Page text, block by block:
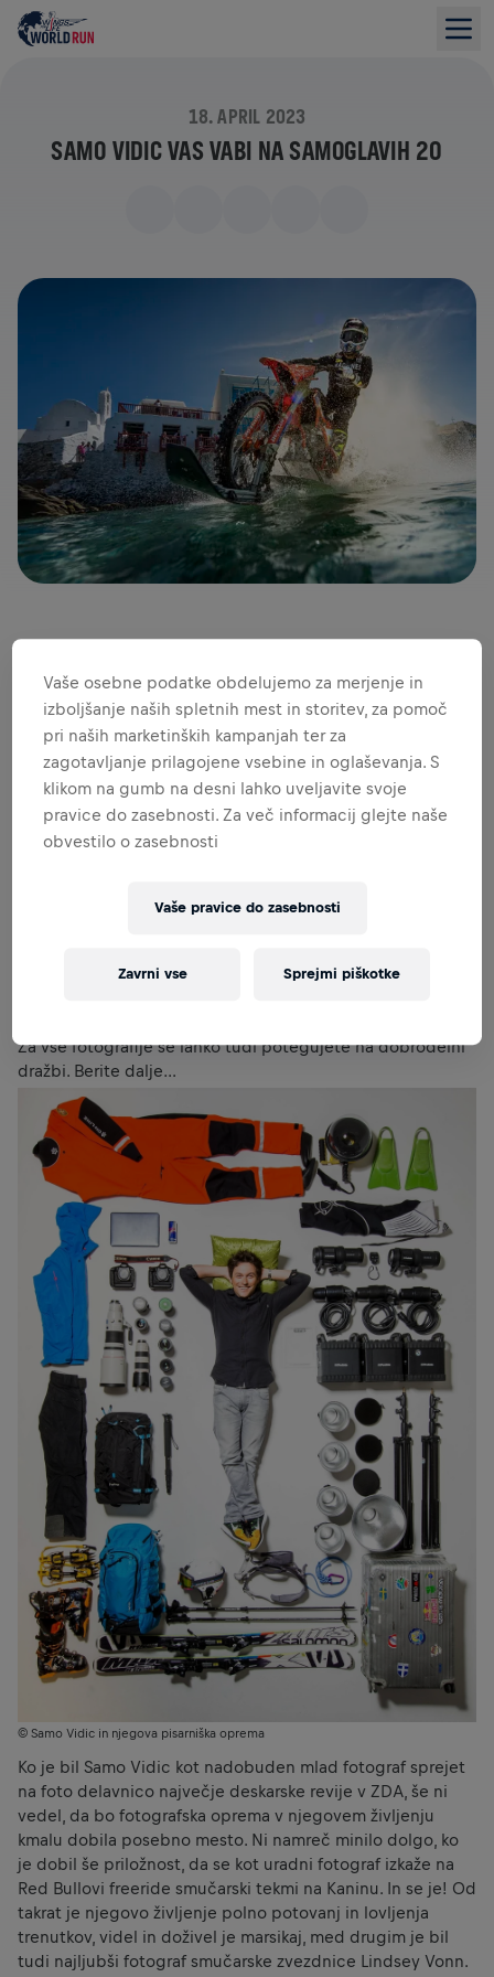
18. APRIL 2023
SAMO VIDIC VAS VABI NA SAMOGLAVIH 20
Fotografska razstava, ki vas popelje čez 20 let Samove
profesionalne fotografske kariere, v 88 vrhunskih športnih
fotografijah, za katere se lahko celo potegujete na
dobrodelni dražbi...
Skoraj ni velikega dogodka v Red Bullovem svetu na
katerem ne bi videli slovenskega fotografa Sama Vidica. Ali
imel foto seanse z njim. Samo Vidic z Bleda je eden najbolj
razstavljal v Ljubljanskem parku Tivoli. Z razstavo
Za vse fotografije se lahko tudi potegujete na dobrodelni
dražbi. Berite dalje…
© Samo Vidic in njegova pisarniška oprema
Ko je bil Samo Vidic kot nadobuden mlad fotograf sprejet
na foto delavnico največje deskarske revije v ZDA, še ni
vedel, da bo fotografska oprema v njegovem življenju
kmalu dobila posebno mesto. Ni namreč minilo dolgo, ko
je dobil še priložnost, da se kot uradni fotograf izkaže na
Red Bullovi freeride smučarski tekmi na Kaninu. In se je! Od
takrat je njegovo življenje polno potovanj in lovljenja
trenutkov, videl in doživel je marsikaj, med drugim je bil
tudi najljubši fotograf smučarske zvezdnice Lindsey Vonn.
Vaše osebne podatke obdelujemo za merjenje in
izboljšanje naših spletnih mest in storitev, za pomoč
pri naših marketinških kampanjah ter za
zagotavljanje prilagojene vsebine in oglaševanja. S
klikom na gumb na desni lahko uveljavite svoje
pravice do zasebnosti. Za več informacij glejte naše
obvestilo o zasebnosti
Vaše pravice do zasebnosti
Zavrni vse Sprejmi piškotke